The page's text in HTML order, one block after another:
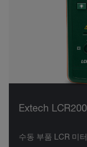
Extech LCR200
수동 부품 LCR 미터